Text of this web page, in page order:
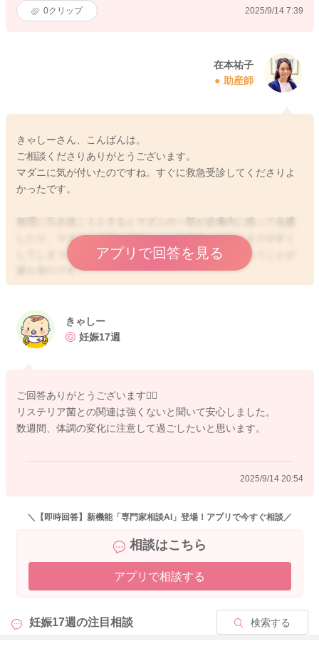
0クリップ 2025/9/14 7:39
在本祐子
助産師
きゃしーさん、こんばんは。
ご相談くださりありがとうございます。
マダニに気が付いたのですね。すぐに救急受診してくださりよ
かったです。
無理に引き抜こうとするとマダニの一部が皮膚内に残って化膿
したり、マダニの体液を逆流させて病原体が体内に入りやすく
してしまう恐れがあるため、医療機関で処置してもらうことが
最も安心です。
う。
リステリア菌との関連は強くありませんが、発熱等の症状が現
アプリで回答を見る
きゃしー
妊娠17週
ご回答ありがとうございます🙇‍♀️
リステリア菌との関連は強くないと聞いて安心しました。
数週間、体調の変化に注意して過ごしたいと思います。
2025/9/14 20:54
＼【即時回答】新機能「専門家相談AI」登場！アプリで今すぐ相談／
相談はこちら
アプリで相談する
妊娠17週の注目相談 検索する